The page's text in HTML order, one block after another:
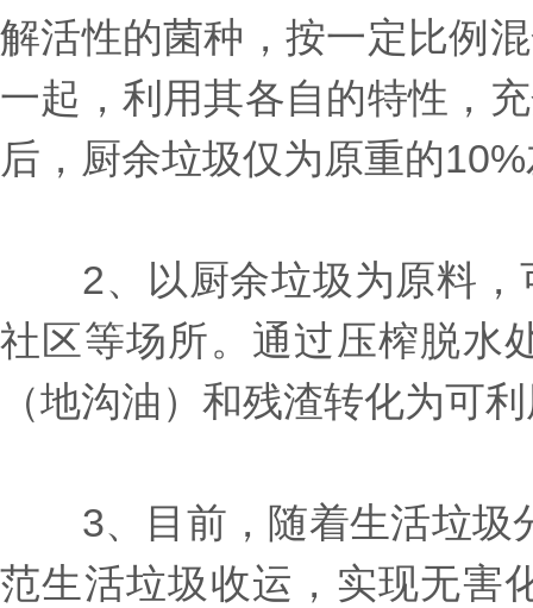
解活性的菌种，按一定比例
一起，利用其各自的特性，
后，厨余垃圾仅为原重的
2、以厨余垃圾为原料，
社区等场所。通过压榨脱水
（地沟油）和残渣转化为可
3、目前，随着生活垃圾
范生活垃圾收运，实现无害